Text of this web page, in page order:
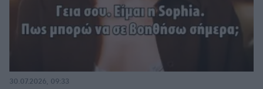
30.07.2026, 09:33